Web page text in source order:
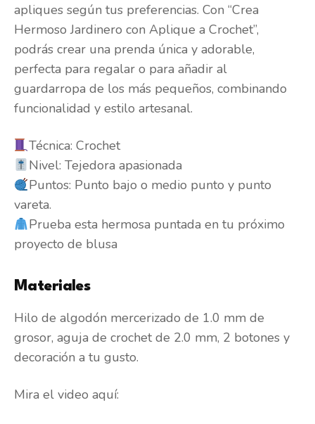
apliques según tus preferencias. Con “Crea
Hermoso Jardinero con Aplique a Crochet”,
podrás crear una prenda única y adorable,
perfecta para regalar o para añadir al
guardarropa de los más pequeños, combinando
funcionalidad y estilo artesanal.
Técnica: Crochet
Nivel: Tejedora apasionada
Puntos: Punto bajo o medio punto y punto
vareta.
Prueba esta hermosa puntada en tu próximo
proyecto de blusa
Materiales
Hilo de algodón mercerizado de 1.0 mm de
grosor, aguja de crochet de 2.0 mm, 2 botones y
decoración a tu gusto.
Mira el video aquí: